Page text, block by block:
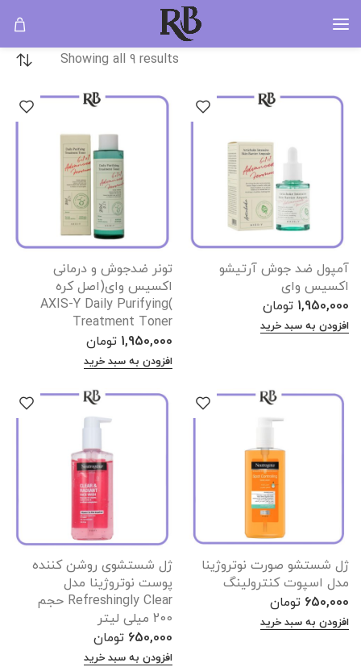
خانه
Showing all 9 results
آمپول ضد جوش آرتیشو
اکسیس وای
1,950,000 تومان
افزودن به سبد خرید
تونر ضدجوش و درمانی
اکسیس وای(اصل کره
)AXIS-Y Daily Purifying
Treatment Toner
1,950,000 تومان
افزودن به سبد خرید
ژل شستشو صورت نوتروژینا
مدل اسپوت کنترولینگ
650,000 تومان
افزودن به سبد خرید
ژل شستشوی روشن کننده
پوست نوتروژینا مدل
Refreshingly Clear حجم
200 میلی لیتر
650,000 تومان
افزودن به سبد خرید